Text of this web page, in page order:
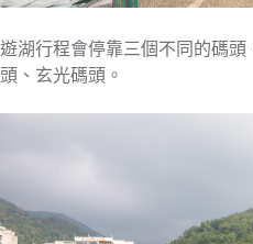
遊湖行程會停靠三個不同的碼頭
頭、玄光碼頭。